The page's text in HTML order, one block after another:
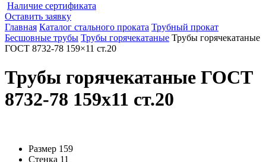
Наличие сертификата
Оставить заявку
Главная Каталог стального проката Трубный прокат
Бесшовные трубы Трубы горячекатаные Трубы горячекатаные
ГОСТ 8732-78 159×11 ст.20
Трубы горячекатаные ГОСТ
8732-78 159x11 ст.20
Размер 159
Стенка 11